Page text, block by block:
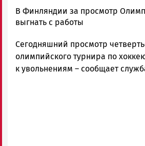
admintimur
Новости
и
Карелии
|
В Финляндии за просмотр
выгнать с работы
Сегодняшний просмотр
олимпийского турнира по
к увольнениям – сообщает